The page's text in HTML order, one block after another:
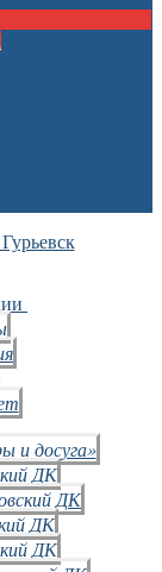
и досуга»
ДК
ДК
ДК
ДК